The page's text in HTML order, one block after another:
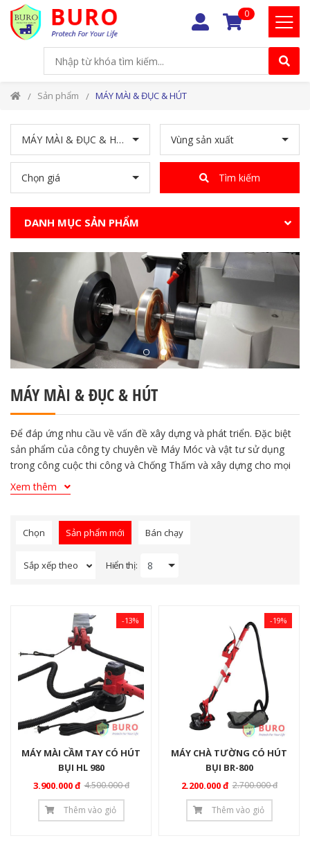
0
Sản phẩm MÁY MÀI & ĐỤC & HÚT
MÁY MÀI & ĐỤC & HÚT Vùng sản xuất
Chọn giá Tìm kiếm
DANH MỤC SẢN PHẨM
MÁY MÀI & ĐỤC & HÚT
Để đáp ứng nhu cầu về vấn đề xây dựng và phát triển. Đặc biệt
sản phẩm của công ty chuyên về Máy Móc và vật tư sử dụng
trong công cuộc thi công và Chống Thấm và xây dựng cho mọi
công trình. Trải qua hơn 5 năm phát triển, Công Ty luôn lấy
khách hàng làm gốc.
sản phẩm của công ty chuyên về Máy Móc và vật tư sử dụng
trong công cuộc thi công và Chống Thấm và xây dựng cho mọi
công trình. Trải qua hơn 5 năm phát triển, Công Ty luôn lấy
Xem thêm
Chọn Sản phẩm mới Bán chạy
Sắp xếp theo Hiển thị:
-13%
MÁY MÀI CẦM TAY CÓ HÚT
BỤI HL 980
3.900.000 đ 4.500.000 đ
Thêm vào giỏ
-19%
MÁY CHÀ TƯỜNG CÓ HÚT
BỤI BR-800
2.200.000 đ 2.700.000 đ
Thêm vào giỏ